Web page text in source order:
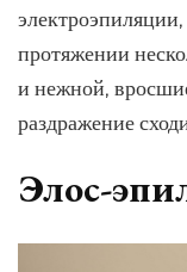
протяжении
и нежной,
раздражение
Элос-